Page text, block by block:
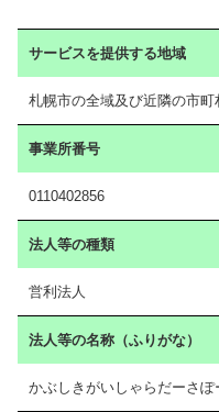
サービスを提供する地域
札幌市の全域及び近隣の市町
事業所番号
0110402856
法人等の種類
営利法人
法人等の名称（ふりがな）
かぶしきがいしゃらだーさぽ